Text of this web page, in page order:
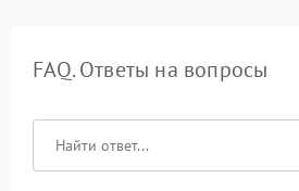
FAQ. Ответы на вопросы